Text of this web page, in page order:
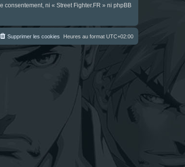
ni « Street Fighter.FR » ni phpBB
Heures au format UTC+02:00
Supprimer les cookies